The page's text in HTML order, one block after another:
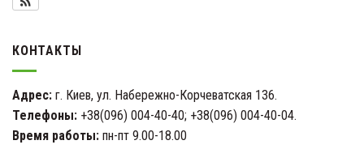
КОНТАКТЫ
Адрес: г. Киев, ул. Набережно-Корчеватская 136.
Телефоны: +38(096) 004-40-40; +38(096) 004-40-04.
Время работы: пн-пт 9.00-18.00